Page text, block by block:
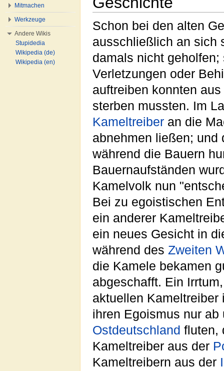
Schon bei den alten
ausschließlich an sich
damals nicht
Verletzungen oder
auftreiben konnten
sterben mussten. Im
Kameltreiber an die
abnehmen ließen; und
während die Bauern
Bauernaufständen
Kamelvolk nun
Bei zu egoistischen
ein anderer
ein neues Gesicht in
während des Zweiten
die Kamele bekamen
abgeschafft. Ein
aktuellen
ihren Egoismus nur
Ostdeutschland fluten,
Kameltreiber aus der
Kameltreibern aus der
Mitmachen
Werkzeuge
Andere Wikis
Stupidedia
Wikipedia (de)
Wikipedia (en)